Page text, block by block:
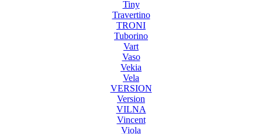
Tiny
Travertino
TRONI
Tuborino
Vart
Vaso
Vekia
Vela
VERSION
Version
VILNA
Vincent
Viola